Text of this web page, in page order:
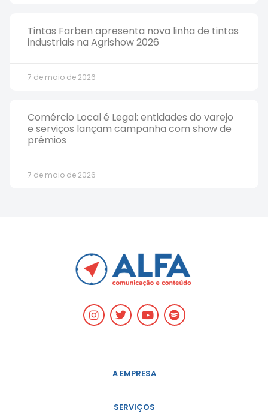
Tintas Farben apresenta nova linha de tintas
industriais na Agrishow 2026
7 de maio de 2026
Comércio Local é Legal: entidades do varejo
e serviços lançam campanha com show de
prêmios
7 de maio de 2026
A EMPRESA
SERVIÇOS